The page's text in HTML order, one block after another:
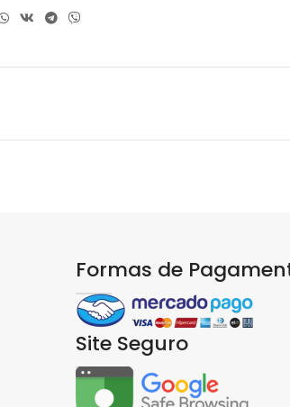
Formas de
Site Seguro